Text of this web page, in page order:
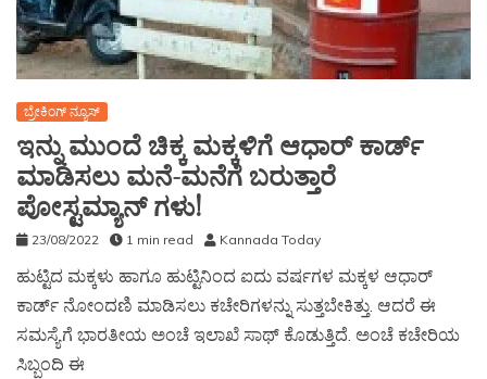
ಬ್ರೇಕಿಂಗ್ ನ್ಯೂಸ್
ಇನ್ನು ಮುಂದೆ ಚಿಕ್ಕ ಮಕ್ಕಳಿಗೆ ಆಧಾರ್ ಕಾರ್ಡ್
ಮಾಡಿಸಲು ಮನೆ-ಮನೆಗೆ ಬರುತ್ತಾರೆ
ಪೋಸ್ಟಮ್ಯಾನ್‌ ಗಳು!
23/08/2022 1 min read Kannada Today
ಹುಟ್ಟಿದ ಮಕ್ಕಳು ಹಾಗೂ ಹುಟ್ಟಿನಿಂದ ಐದು ವರ್ಷಗಳ ಮಕ್ಕಳ ಆಧಾರ್
ಕಾರ್ಡ್ ನೋಂದಣಿ ಮಾಡಿಸಲು ಕಚೇರಿಗಳನ್ನು ಸುತ್ತಬೇಕಿತ್ತು. ಆದರೆ ಈ
ಸಮಸ್ಯೆಗೆ ಭಾರತೀಯ ಅಂಚೆ ಇಲಾಖೆ ಸಾಥ್‌ ಕೊಡುತ್ತಿದೆ. ಅಂಚೆ ಕಚೇರಿಯ
ಸಿಬ್ಬಂದಿ ಈ